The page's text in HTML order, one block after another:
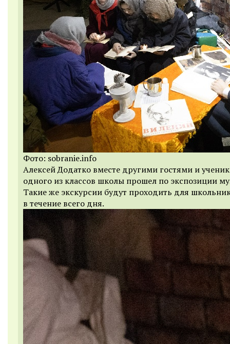
Фото: sobranie.info
Алексей Додатко вместе другими гостями и
одного из классов школы прошел по экспозиции
Такие же экскурсии будут проходить для
в течение всего дня.